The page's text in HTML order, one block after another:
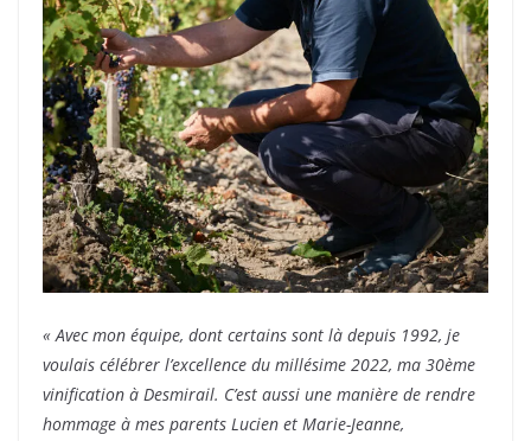
« Avec mon équipe, dont certains sont là depuis 1992, je
voulais célébrer l’excellence du millésime 2022, ma 30ème
vinification à Desmirail. C’est aussi une manière de rendre
hommage à mes parents Lucien et Marie-Jeanne,